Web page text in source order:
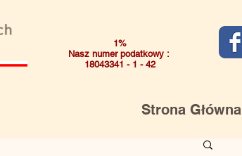
1%
Nasz numer podatkowy :
18043341 - 1 - 42
Strona Główna